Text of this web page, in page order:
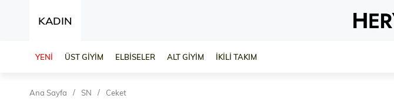
KADIN
YENİ ÜST GİYİM ELBİSELER ALT GİYİM İKİLİ TAKIM
Ana Sayfa SN Ceket